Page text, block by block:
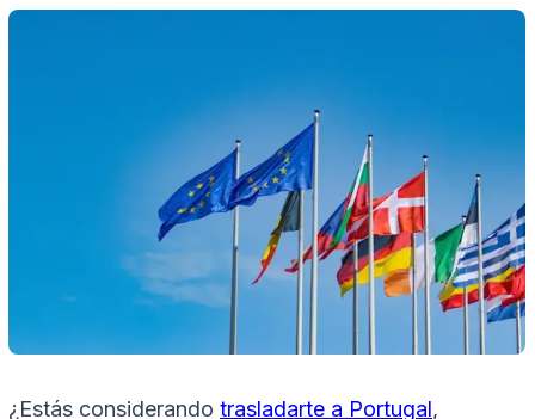
¿Estás considerando trasladarte a Portugal,